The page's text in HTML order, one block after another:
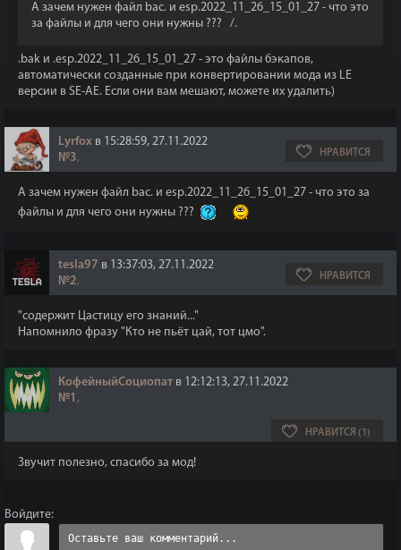
А зачем нужен файл bac. и esp.2022_11_26_15_01_27 - что это
за файлы и для чего они нужны ??? /.
.bak и .esp.2022_11_26_15_01_27 - это файлы бэкапов,
автоматически созданные при конвертировании мода из LE
версии в SE-AE. Если они вам мешают, можете их удалить)
Lyrfox в 15:28:59, 27.11.2022
№3, НРАВИТСЯ
А зачем нужен файл bac. и esp.2022_11_26_15_01_27 - что это за
файлы и для чего они нужны ???
tesla97 в 13:37:03, 27.11.2022
№2, НРАВИТСЯ
"содержит Цастицу его знаний..."
Напомнило фразу "Кто не пьёт цай, тот цмо".
КофейныйСоциопат в 12:12:13, 27.11.2022
№1 ,
НРАВИТСЯ (1)
Звучит полезно, спасибо за мод!
Войдите: